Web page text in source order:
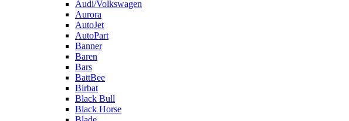
Audi/Volkswagen
Aurora
AutoJet
AutoPart
Banner
Baren
Bars
BattBee
Birbat
Black Bull
Black Horse